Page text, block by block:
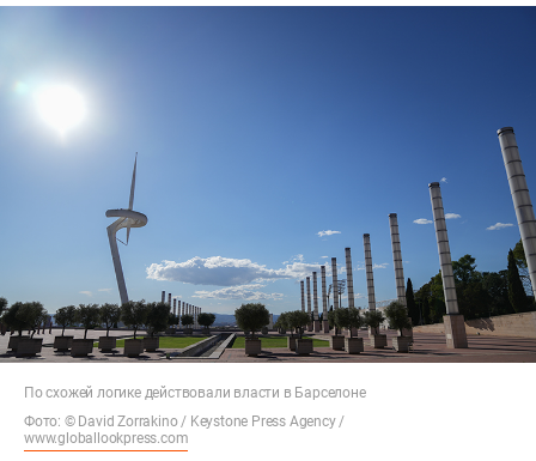
По схожей логике действовали власти в Барселоне
Фото: © David Zorrakino / Keystone Press Agency /
www.globallookpress.com